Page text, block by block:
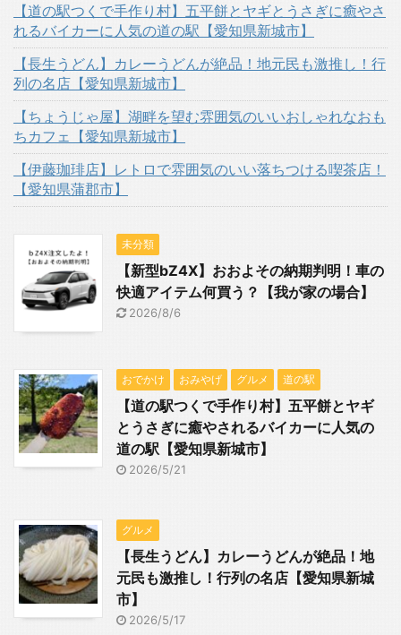
【道の駅つくで手作り村】五平餅とヤギとうさぎに癒やさ
れるバイカーに人気の道の駅【愛知県新城市】
【長生うどん】カレーうどんが絶品！地元民も激推し！行
列の名店【愛知県新城市】
【ちょうじゃ屋】湖畔を望む雰囲気のいいおしゃれなおも
ちカフェ【愛知県新城市】
【伊藤珈琲店】レトロで雰囲気のいい落ちつける喫茶店！
【愛知県蒲郡市】
未分類
【新型bZ4X】おおよその納期判明！車の
快適アイテム何買う？【我が家の場合】
2026/8/6
おでかけ おみやげ グルメ 道の駅
【道の駅つくで手作り村】五平餅とヤギ
とうさぎに癒やされるバイカーに人気の
道の駅【愛知県新城市】
2026/5/21
グルメ
【長生うどん】カレーうどんが絶品！地
元民も激推し！行列の名店【愛知県新城
市】
2026/5/17